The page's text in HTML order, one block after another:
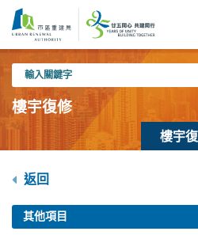
內
入
關
鍵
樓宇復修
樓宇
返回
其他項目